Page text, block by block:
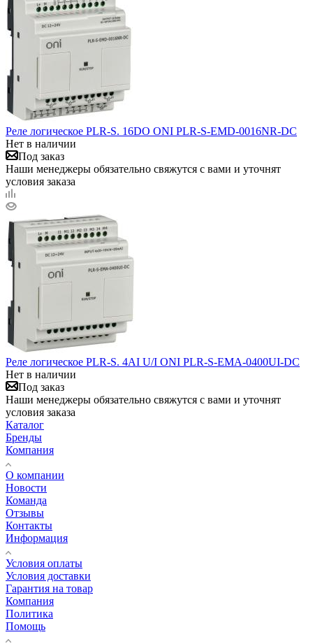
Реле логическое PLR-S. 16DO ONI PLR-S-EMD-0016NR-DC
Нет в наличии
Под заказ
Наши менеджеры обязательно свяжутся с вами и уточнят
условия заказа
Реле логическое PLR-S. 4AI U/I ONI PLR-S-EMA-0400UI-DC
Нет в наличии
Под заказ
Наши менеджеры обязательно свяжутся с вами и уточнят
условия заказа
Каталог
Бренды
Компания
О компании
Новости
Команда
Отзывы
Контакты
Информация
Условия оплаты
Условия доставки
Гарантия на товар
Компания
Политика
Помощь